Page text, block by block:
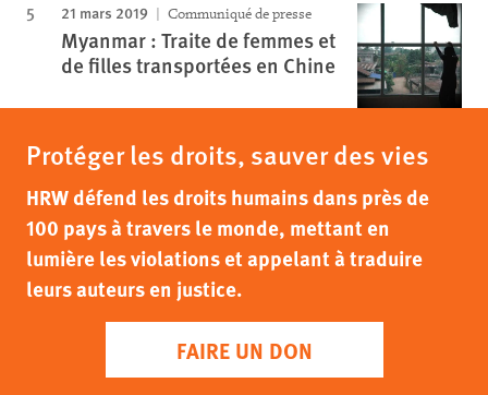
21 mars 2019 Communiqué de presse
Myanmar : Traite de femmes et
de filles transportées en Chine
Protéger les droits, sauver des vies
HRW défend les droits humains dans près de
100 pays à travers le monde, mettant en
lumière les violations et appelant à traduire
leurs auteurs en justice.
FAIRE UN DON